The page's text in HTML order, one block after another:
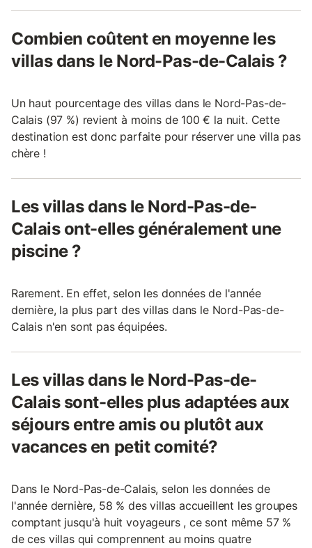
Combien coûtent en moyenne les
villas dans le Nord-Pas-de-Calais ?
Un haut pourcentage des villas dans le Nord-Pas-de-
Calais (97 %) revient à moins de 100 € la nuit. Cette
destination est donc parfaite pour réserver une villa pas
chère !
Les villas dans le Nord-Pas-de-
Calais ont-elles généralement une
piscine ?
Rarement. En effet, selon les données de l'année
dernière, la plus part des villas dans le Nord-Pas-de-
Calais n'en sont pas équipées.
Les villas dans le Nord-Pas-de-
Calais sont-elles plus adaptées aux
séjours entre amis ou plutôt aux
vacances en petit comité?
Dans le Nord-Pas-de-Calais, selon les données de
l'année dernière, 58 % des villas accueillent les groupes
comptant jusqu'à huit voyageurs , ce sont même 57 %
de ces villas qui comprennent au moins quatre